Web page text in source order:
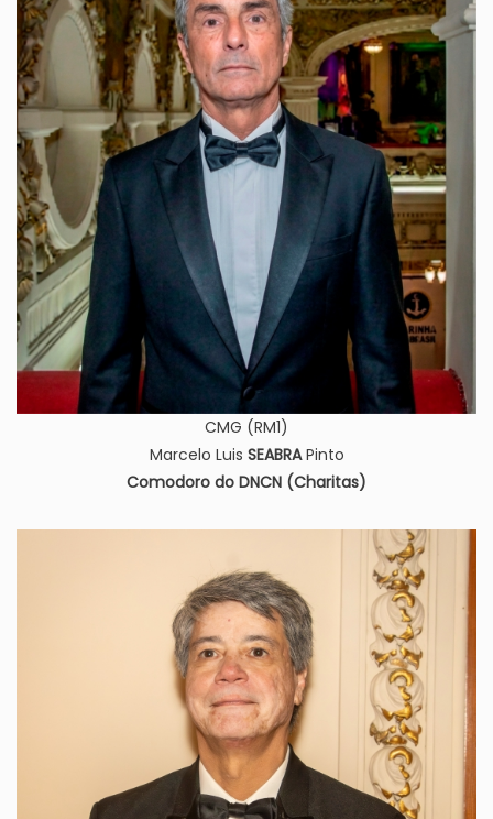
CMG (RM1)
Marcelo Luis SEABRAPinto
Comodoro do DNCN (Charitas)